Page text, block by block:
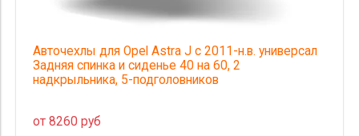
Авточехлы для Opel Astra J с 2011-н.в. универсал
Задняя спинка и сиденье 40 на 60, 2
надкрыльника, 5-подголовников
от 8260 руб